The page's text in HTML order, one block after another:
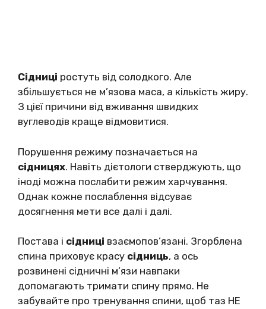
Сідниці ростуть від солодкого. Але
збільшується не м’язова маса, а кількість жиру.
З цієї причини від вживання швидких
вуглеводів краще відмовитися.
Порушення режиму позначається на
сідницях. Навіть дієтологи стверджують, що
іноді можна послабити режим харчування.
Однак кожне послаблення відсуває
досягнення мети все далі і далі.
Постава і сідниці взаємопов’язані. Згорблена
спина приховує красу сідниць, а ось
розвинені сідничні м’язи навпаки
допомагають тримати спину прямо. Не
забувайте про тренування спини, щоб таз НЕ